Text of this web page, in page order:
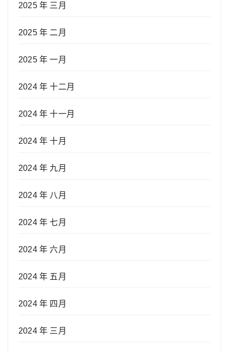
2025 年 三月
2025 年 二月
2025 年 一月
2024 年 十二月
2024 年 十一月
2024 年 十月
2024 年 九月
2024 年 八月
2024 年 七月
2024 年 六月
2024 年 五月
2024 年 四月
2024 年 三月